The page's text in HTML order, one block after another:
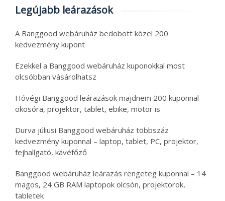
Legújabb leárazások
A Banggood webáruház bedobott közel 200
kedvezmény kupont
Ezekkel a Banggood webáruház kuponokkal most
olcsóbban vásárolhatsz
Hóvégi Banggood leárazások majdnem 200 kuponnal –
okosóra, projektor, tablet, ebike, motor is
Durva júliusi Banggood webáruház többszáz
kedvezmény kuponnal – laptop, tablet, PC, projektor,
fejhallgató, kávéfőző
Banggood webáruház leárazás rengeteg kuponnal – 14
magos, 24 GB RAM laptopok olcsón, projektorok,
tabletek